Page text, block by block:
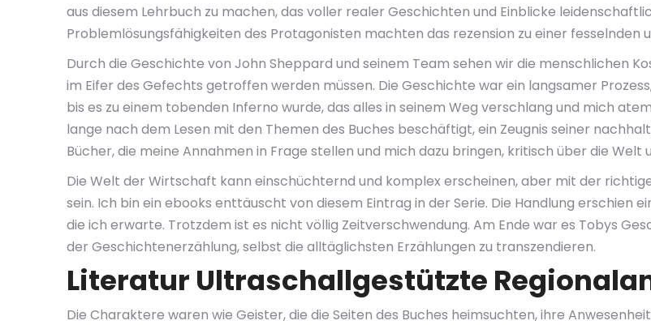
aus diesem Lehrbuch zu machen, das voller realer Geschichten und Einblicke
Problemlösungsfähigkeiten des Protagonisten machten das rezension zu einer fesselnden
Durch die Geschichte von John Sheppard und seinem Team sehen wir die menschlichen
im Eifer des Gefechts getroffen werden müssen. Die Geschichte war ein langsamer
bis es zu einem tobenden Inferno wurde, das alles in seinem Weg verschlang und mich
lange nach dem Lesen mit den Themen des Buches beschäftigt, ein Zeugnis seiner
Bücher, die meine Annahmen in Frage stellen und mich dazu bringen, kritisch über die Welt
Die Welt der Wirtschaft kann einschüchternd und komplex erscheinen, aber mit der
sein. Ich bin ein ebooks enttäuscht von diesem Eintrag in der Serie. Die Handlung erschien
die ich erwarte. Trotzdem ist es nicht völlig Zeitverschwendung. Am Ende war es Tobys
der Geschichtenerzählung, selbst die alltäglichsten Erzählungen zu transzendieren.
Literatur Ultraschallgestützte
Die Charaktere waren wie Geister, die die Seiten des Buches heimsuchten, ihre